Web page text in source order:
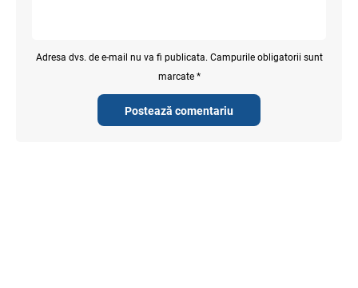
Postează comentariu
Adresa dvs. de e-mail nu va fi publicata. Campurile obligatorii sunt
marcate *